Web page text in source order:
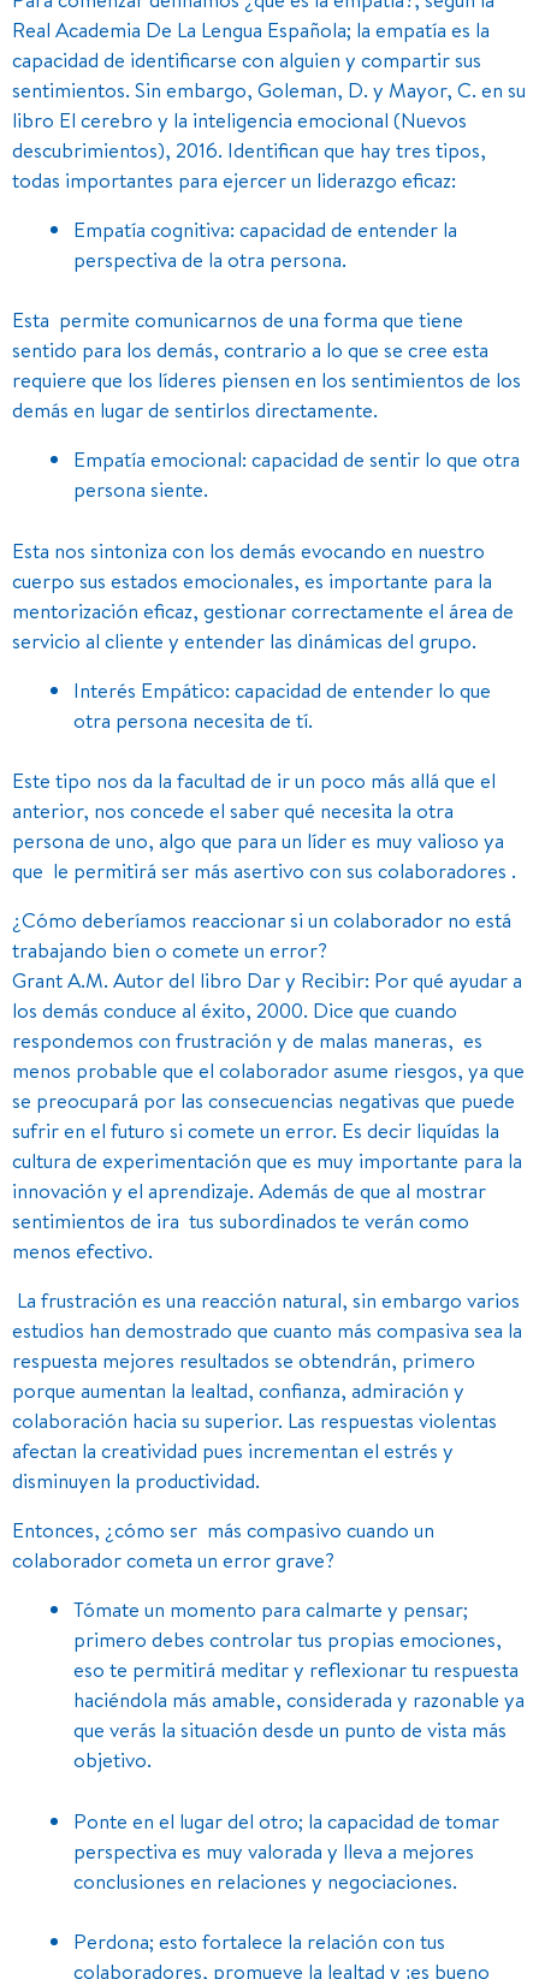
Real Academia De La Lengua Española; la empatía es la
capacidad de identificarse con alguien y compartir sus
sentimientos. Sin embargo, Goleman, D. y Mayor, C. en su
libro El cerebro y la inteligencia emocional (Nuevos
descubrimientos), 2016. Identifican que hay tres tipos,
todas importantes para ejercer un liderazgo eficaz:
Empatía cognitiva: capacidad de entender la
perspectiva de la otra persona.
Esta permite comunicarnos de una forma que tiene
sentido para los demás, contrario a lo que se cree esta
requiere que los líderes piensen en los sentimientos de los
demás en lugar de sentirlos directamente.
Empatía emocional: capacidad de sentir lo que otra
persona siente.
Esta nos sintoniza con los demás evocando en nuestro
cuerpo sus estados emocionales, es importante para la
mentorización eficaz, gestionar correctamente el área de
servicio al cliente y entender las dinámicas del grupo.
Interés Empático: capacidad de entender lo que
otra persona necesita de tí.
Este tipo nos da la facultad de ir un poco más allá que el
anterior, nos concede el saber qué necesita la otra
persona de uno, algo que para un líder es muy valioso ya
que le permitirá ser más asertivo con sus colaboradores .
¿Cómo deberíamos reaccionar si un colaborador no está
trabajando bien o comete un error?
Grant A.M. Autor del libro Dar y Recibir: Por qué ayudar a
los demás conduce al éxito, 2000. Dice que cuando
respondemos con frustración y de malas maneras, es
menos probable que el colaborador asume riesgos, ya que
se preocupará por las consecuencias negativas que puede
sufrir en el futuro si comete un error. Es decir liquídas la
cultura de experimentación que es muy importante para la
innovación y el aprendizaje. Además de que al mostrar
sentimientos de ira tus subordinados te verán como
menos efectivo.
La frustración es una reacción natural, sin embargo varios
estudios han demostrado que cuanto más compasiva sea la
respuesta mejores resultados se obtendrán, primero
porque aumentan la lealtad, confianza, admiración y
colaboración hacia su superior. Las respuestas violentas
afectan la creatividad pues incrementan el estrés y
disminuyen la productividad.
Entonces, ¿cómo ser más compasivo cuando un
colaborador cometa un error grave?
Tómate un momento para calmarte y pensar;
primero debes controlar tus propias emociones,
eso te permitirá meditar y reflexionar tu respuesta
haciéndola más amable, considerada y razonable ya
que verás la situación desde un punto de vista más
objetivo.
Ponte en el lugar del otro; la capacidad de tomar
perspectiva es muy valorada y lleva a mejores
conclusiones en relaciones y negociaciones.
Perdona; esto fortalece la relación con tus
colaboradores, promueve la lealtad y ¡es bueno